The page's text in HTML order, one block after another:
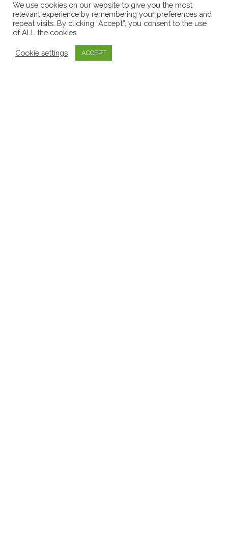
20 prosince, 2023
Úspěchy v roce 2023 & PF 2024
We use cookies on our website to give you the most
relevant experience by remembering your preferences and
repeat visits. By clicking “Accept”, you consent to the use
of ALL the cookies.
Cookie settings ACCEPT